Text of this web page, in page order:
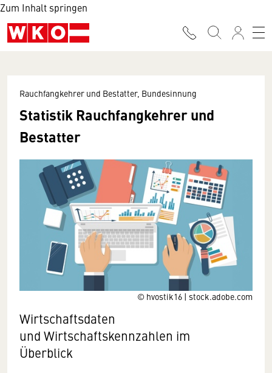
Zum Inhalt springen
© hvostik16 | stock.adobe.com
Rauchfangkehrer und Bestatter, Bundesinnung
Statistik Rauchfangkehrer und
Bestatter
Wirtschaftsdaten
und Wirtschaftskennzahlen im
Überblick